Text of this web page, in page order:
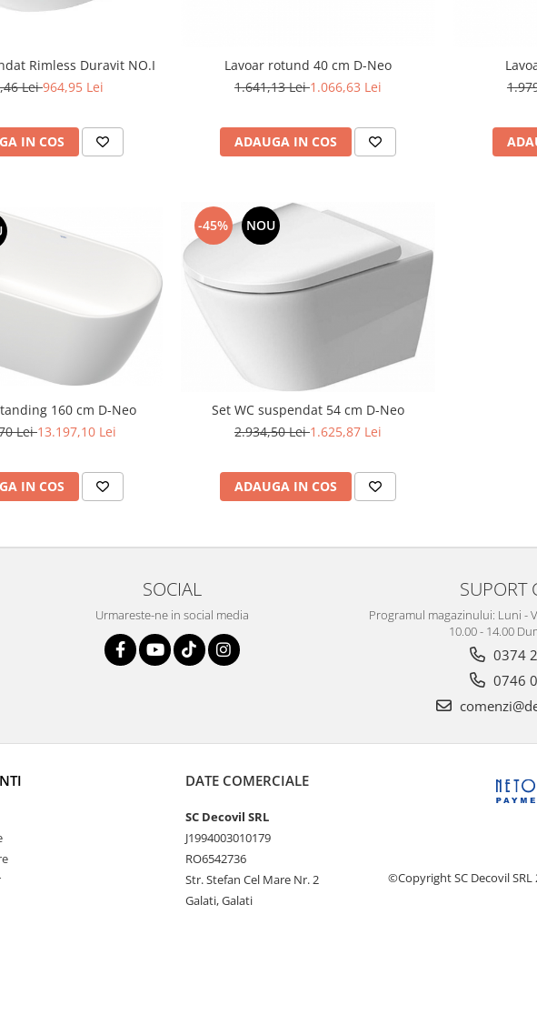
Rimless Duravit NO.I
Lei964,95 Lei
IN COS
Lavoar rotund 40 cm D-Neo
1.641,13 Lei1.066,63 Lei
ADAUGA IN COS
160 cm D-Neo
Lei13.197,10 Lei
IN COS
-45% NOU
Set WC suspendat 54 cm D-Neo
2.934,50 Lei1.625,87 Lei
ADAUGA IN COS
SOCIAL
Urmareste-ne in social media
SUPORT
Programul magazinului: Luni -
10.00 - 14.00
0374
0746
DATE COMERCIALE
SC Decovil SRL
J1994003010179
RO6542736
Str. Stefan Cel Mare Nr. 2
Galati, Galati
©Copyright SC Decovil SRL